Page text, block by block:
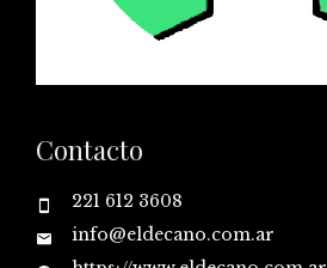
Contacto
221 612 3608
info@eldecano.com.ar